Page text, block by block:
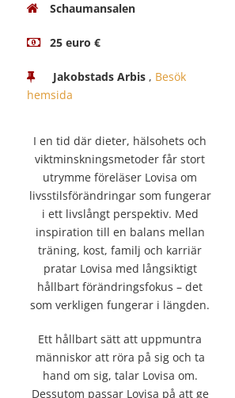
Schaumansalen
25 euro €
Jakobstads Arbis , Besök
hemsida
I en tid där dieter, hälsohets och
viktminskningsmetoder får stort
utrymme föreläser Lovisa om
livsstilsförändringar som fungerar
i ett livslångt perspektiv. Med
inspiration till en balans mellan
träning, kost, familj och karriär
pratar Lovisa med långsiktigt
hållbart förändringsfokus – det
som verkligen fungerar i längden.
Ett hållbart sätt att uppmuntra
människor att röra på sig och ta
hand om sig, talar Lovisa om.
Dessutom passar Lovisa på att ge